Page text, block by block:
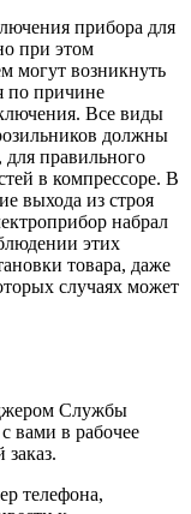
прибора для
при этом
могут возникнуть
по причине
Все виды
должны
для правильного
в компрессоре. В
выхода из строя
набрал
этих
товара, даже
случаях может
Службы
вами в рабочее
заказ.
телефона,